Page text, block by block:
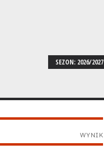
SEZON: 2026/2027
WYNIK